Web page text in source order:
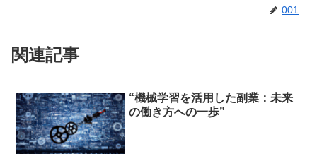
001
関連記事
“機械学習を活用した副業：未来
の働き方への一歩”